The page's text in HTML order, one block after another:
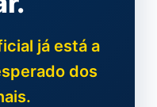
já está a
dos